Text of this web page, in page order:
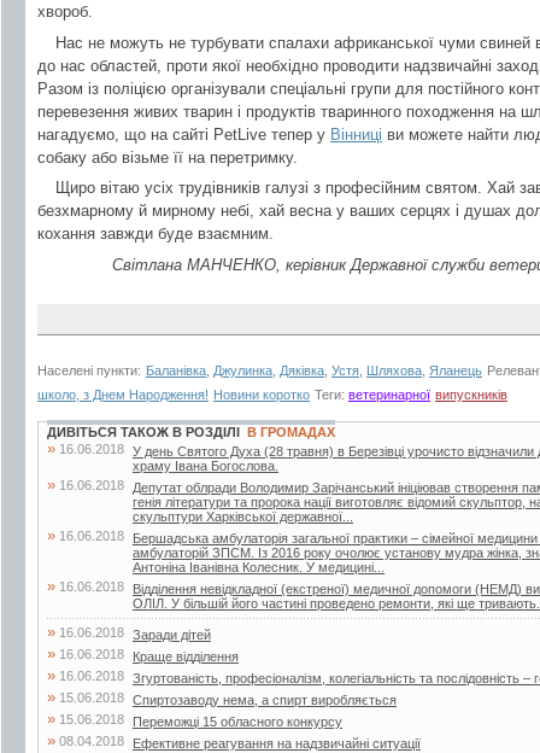
хвороб.
Нас не можуть не турбувати спалахи африканської чуми свиней
до нас областей, проти якої необхідно проводити надзвичайні
Разом із поліцією організували спеціальні групи для постійного
перевезення живих тварин і продуктів тваринного походження на
нагадуємо, що на сайті PetLive тепер у Вінниці ви можете найти
собаку або візьме її на перетримку.
Щиро вітаю усіх трудівників галузі з професійним святом. Хай
безхмарному й мирному небі, хай весна у ваших серцях і душах
кохання завжди буде взаємним.
Світлана МАНЧЕНКО, керівник Державної служби
Населені пункти: Баланівка Джулинка Дяківка Устя Шляхова Яланець
школо, з Днем Народження! Новини коротко Теги: ветеринарної випускників
ДИВІТЬСЯ ТАКОЖ В РОЗДІЛІ В ГРОМАДАХ
» 16.06.2018 У день Святого Духа (28 травня) в Березівці урочисто відзначили
храму Івана Богослова.
» 16.06.2018
Депутат облради Володимир Зарічанський ініціював створення
генія літератури та пророка нації виготовляє відомий
скульптури Харківської державної...
» 16.06.2018
Бершадська амбулаторія загальної практики – сімейної
амбулаторій ЗПСМ. Із 2016 року очолює установу мудра жінка,
Антоніна Іванівна Колесник. У медицині...
» 16.06.2018
Відділення невідкладної (екстреної) медичної допомоги (НЕМД)
ОЛІЛ. У більшій його частині проведено ремонти, які ще тривають.
» 16.06.2018 Заради дітей
» 16.06.2018 Краще відділення
» 16.06.2018 Згуртованість, професіоналізм, колегіальність та послідовність –
» 15.06.2018 Спиртозаводу нема, а спирт виробляється
» 15.06.2018 Переможці 15 обласного конкурсу
» 08.04.2018 Ефективне реагування на надзвичайні ситуації